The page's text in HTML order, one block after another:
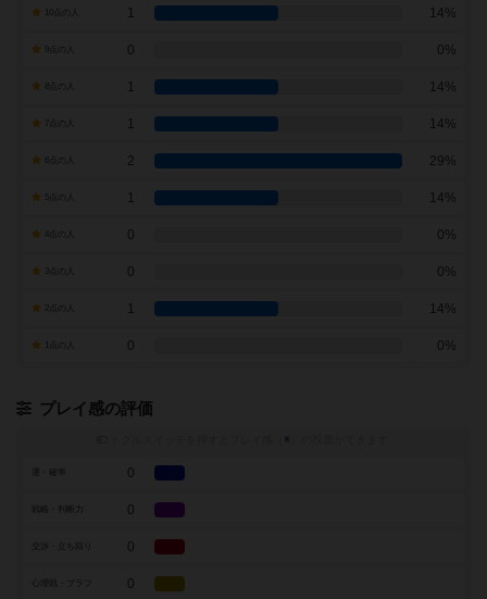
1 14%
0 0%
1 14%
7点の人 1 14%
2 29%
1 14%
0 0%
0 0%
1 14%
0 0%
プレイ感の評価
※
0
戦略・判断力 0
0
0